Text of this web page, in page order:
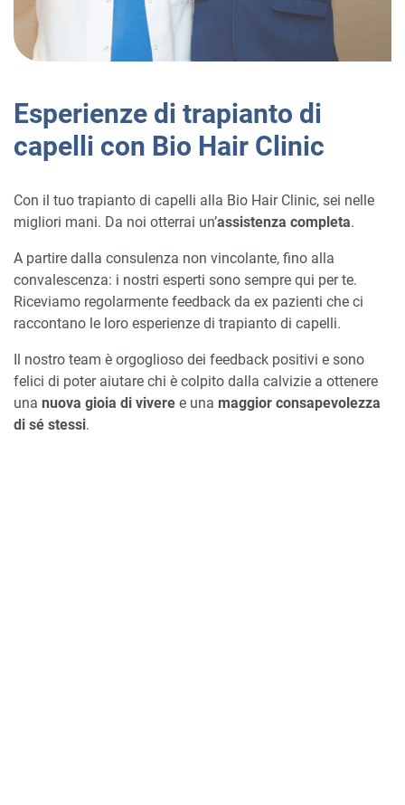
Esperienze di trapianto di
capelli con Bio Hair Clinic
Con il tuo trapianto di capelli alla Bio Hair Clinic, sei nelle
migliori mani. Da noi otterrai un’assistenza completa.
A partire dalla consulenza non vincolante, fino alla
convalescenza: i nostri esperti sono sempre qui per te.
Riceviamo regolarmente feedback da ex pazienti che ci
raccontano le loro esperienze di trapianto di capelli.
Il nostro team è orgoglioso dei feedback positivi e sono
felici di poter aiutare chi è colpito dalla calvizie a ottenere
una nuova gioia di vivere e una maggior consapevolezza
di sé stessi.